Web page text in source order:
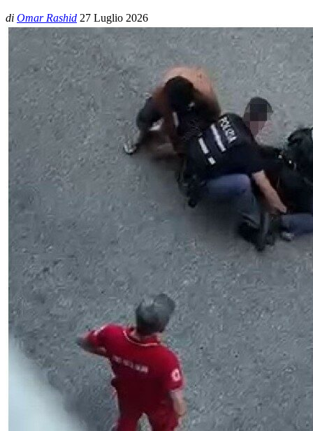
di Omar Rashid 27 Luglio 2026